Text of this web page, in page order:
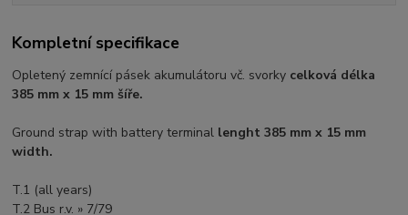
Kompletní specifikace
Opletený zemnící pásek akumulátoru vč. svorky celková délka
385 mm x 15 mm šíře.
Ground strap with battery terminal lenght 385 mm x 15 mm
width.
T.1 (all years)
T.2 Bus r.v. » 7/79